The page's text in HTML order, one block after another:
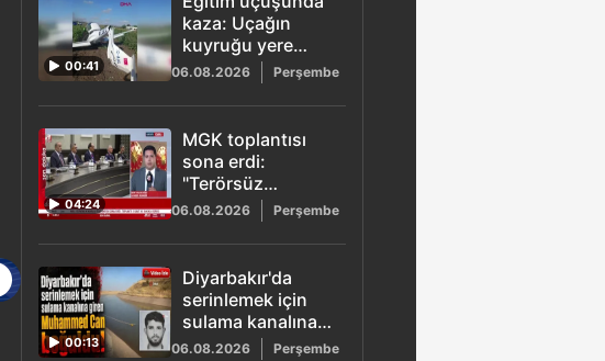
00:41
kaza: Uçağın
kuyruğu yere
sürttü, pilot
06.08.2026 Perşembe
04:24
MGK toplantısı
sona erdi:
"Terörsüz
Türkiye" ve
bölgesel barış
mesajı
06.08.2026 Perşembe
00:13
Diyarbakır'da
serinlemek için
sulama kanalına
giren Muhammed
06.08.2026 Perşembe